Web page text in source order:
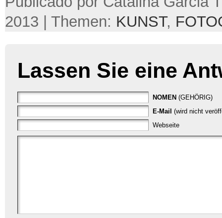
2013 | Themen: KUNST,
Lassen Sie eine
NOMEN (GEHÖRIG)
E-Mail (wird nicht
Webseite